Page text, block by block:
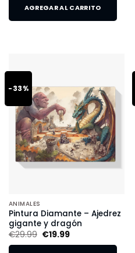
AGREGAR AL CARRITO
-33%
ANIMALES
Pintura Diamante – Ajedrez
gigante y dragón
€29.99 €19.99